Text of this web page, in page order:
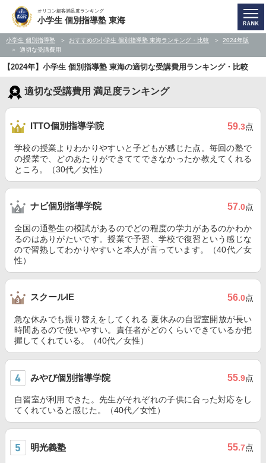
オリコン顧客満足度ランキング
小学生 個別指導塾 東海
小学生 個別指導塾 おすすめの小学生 個別指導塾 東海ランキング・比較
2024年版
適切な受講費用
【2024年】小学生 個別指導塾 東海の適切な受講費用ランキング・比較
適切な受講費用 満足度ランキング
ITTO個別指導学院 59.3点
学校の授業よりわかりやすいと子どもが感じた点。毎回の塾で
の授業で、どのあたりができててできなかったか教えてくれる
ところ。（30代／女性）
ナビ個別指導学院 57.0点
全国の通塾生の模試があるのでどの程度の学力があるのかわか
るのはありがたいです。授業で予習、学校で復習という感じな
ので習熟してわかりやすいと本人が言っています。（40代／女
性）
スクールIE 56.0点
急な休みでも振り替えをしてくれる 夏休みの自習室開放が長い
時間あるので使いやすい。責任者がどのくらいできているか把
握してくれている。（40代／女性）
みやび個別指導学院 55.9点
自習室が利用できた。先生がそれぞれの子供に合った対応をし
てくれていると感じた。（40代／女性）
明光義塾 55.7点